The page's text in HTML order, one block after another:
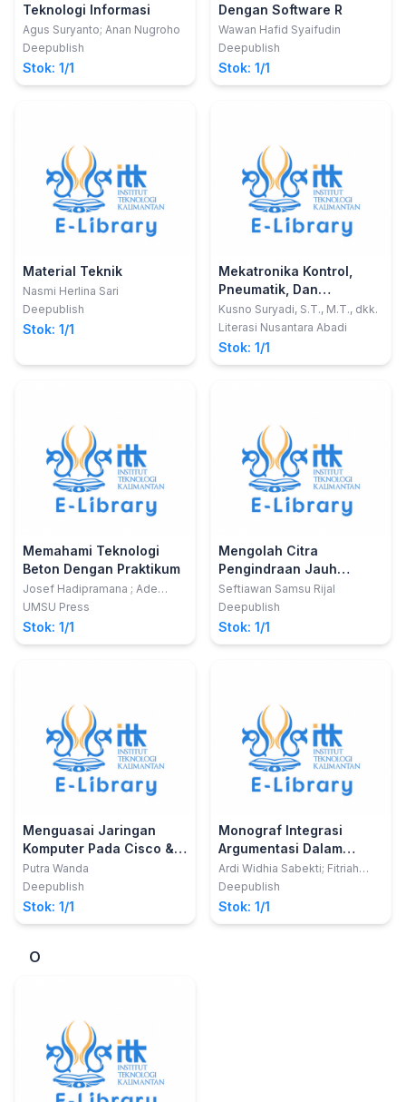
Teknologi Informasi
Agus Suryanto; Anan Nugroho
Deepublish
Stok: 1/1
Dengan Software R
Wawan Hafid Syaifudin
Deepublish
Stok: 1/1
Material Teknik
Nasmi Herlina Sari
Deepublish
Stok: 1/1
Mekatronika Kontrol,
Pneumatik, Dan
Kinematik Robot
Kusno Suryadi, S.T., M.T., dkk.
Literasi Nusantara Abadi
Stok: 1/1
Memahami Teknologi
Beton Dengan Praktikum
Josef Hadipramana ; Ade
Faisal ; dan Fahrizal Zulkarnain
UMSU Press
Stok: 1/1
Mengolah Citra
Pengindraan Jauh
Dengan Google Earth
Engine
Seftiawan Samsu Rijal
Deepublish
Stok: 1/1
Menguasai Jaringan
Komputer Pada Cisco &
Mikrotik
Putra Wanda
Deepublish
Stok: 1/1
Monograf Integrasi
Argumentasi Dalam
Pembelajaran Kimia
Ardi Widhia Sabekti; Fitriah
Khoirunnisa; Liliasari dan
Ahmad Mudzakir
Deepublish
Stok: 1/1
O